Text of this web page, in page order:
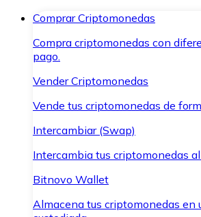
Comprar Criptomonedas
Compra criptomonedas con
pago.
Vender Criptomonedas
Vende tus criptomonedas de
Intercambiar (Swap)
Intercambia tus criptomonedas
Bitnovo Wallet
Almacena tus criptomonedas en